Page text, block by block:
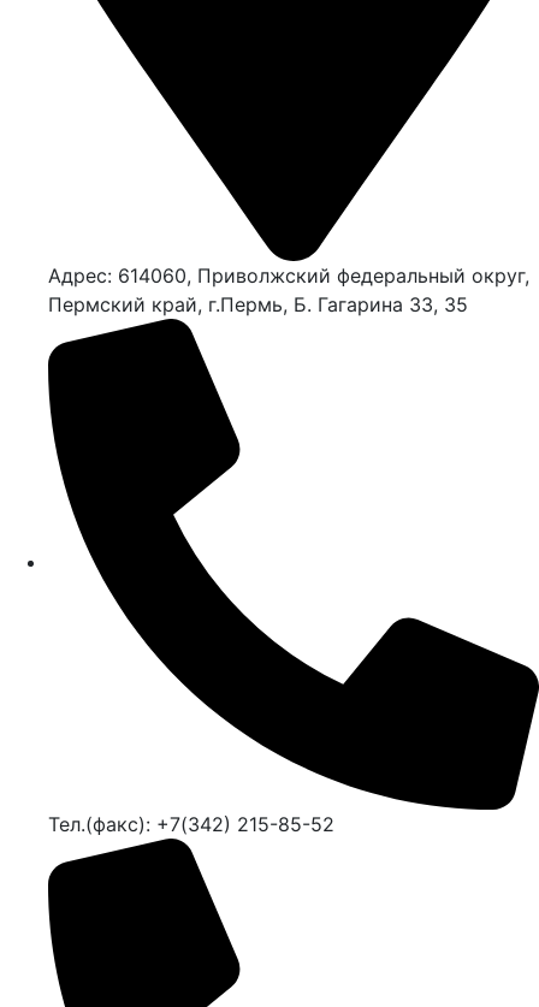
Адрес: 614060, Приволжский федеральный округ,
Пермский край, г.Пермь, Б. Гагарина 33, 35
Тел.(факс): +7(342) 215-85-52